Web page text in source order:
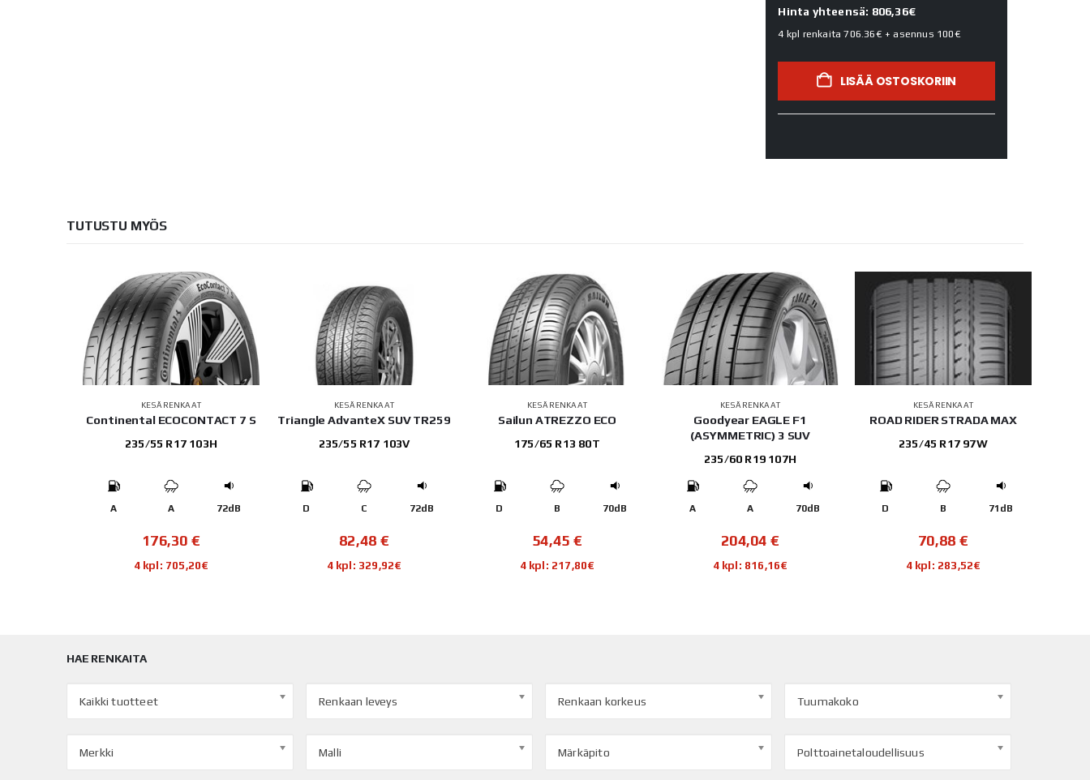
Hinta yhteensä: 806,36€
4 kpl renkaita706.36€+ asennus 100€
LISÄÄ OSTOSKORIIN
TUTUSTU MYÖS
KESÄRENKAAT
Continental ECOCONTACT 7 S
235/55 R17 103H
A A 72dB
176,30 €
4 kpl: 705,20€
KESÄRENKAAT
Triangle AdvanteX SUV TR259
235/55 R17 103V
D C 72dB
82,48 €
4 kpl: 329,92€
KESÄRENKAAT
Sailun ATREZZO ECO
175/65 R13 80T
D B 70dB
54,45 €
4 kpl: 217,80€
KESÄRENKAAT
Goodyear EAGLE F1
(ASYMMETRIC) 3 SUV
235/60 R19 107H
A A 70dB
204,04 €
4 kpl: 816,16€
KESÄRENKAAT
ROAD RIDER STRADA MAX
235/45 R17 97W
D B 71dB
70,88 €
4 kpl: 283,52€
HAE RENKAITA
Kaikki tuotteet Renkaan leveys Renkaan korkeus Tuumakoko
Merkki Malli Märkäpito Polttoainetaloudellisuus